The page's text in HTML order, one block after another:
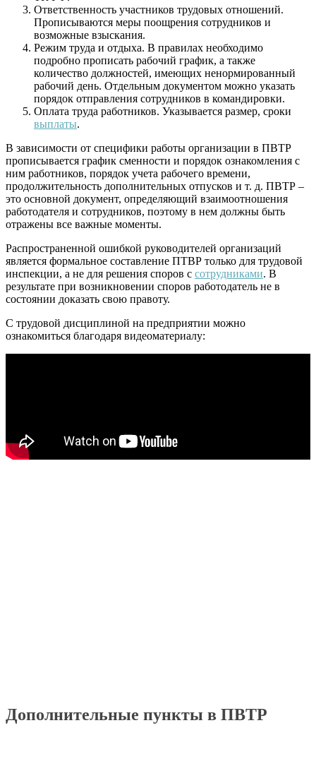
Ответственность участников трудовых отношений.
Прописываются меры поощрения сотрудников и
возможные взыскания.
Режим труда и отдыха. В правилах необходимо
подробно прописать рабочий график, а также
количество должностей, имеющих ненормированный
рабочий день. Отдельным документом можно указать
порядок отправления сотрудников в командировки.
Оплата труда работников. Указывается размер, сроки
выплаты.
В зависимости от специфики работы организации в ПВТР
прописывается график сменности и порядок ознакомления с
ним работников, порядок учета рабочего времени,
продолжительность дополнительных отпусков и т. д. ПВТР –
это основной документ, определяющий взаимоотношения
работодателя и сотрудников, поэтому в нем должны быть
отражены все важные моменты.
Распространенной ошибкой руководителей организаций
является формальное составление ПТВР только для трудовой
инспекции, а не для решения споров с сотрудниками. В
результате при возникновении споров работодатель не в
состоянии доказать свою правоту.
С трудовой дисциплиной на предприятии можно
ознакомиться благодаря видеоматериалу:
Дополнительные пункты в ПВТР